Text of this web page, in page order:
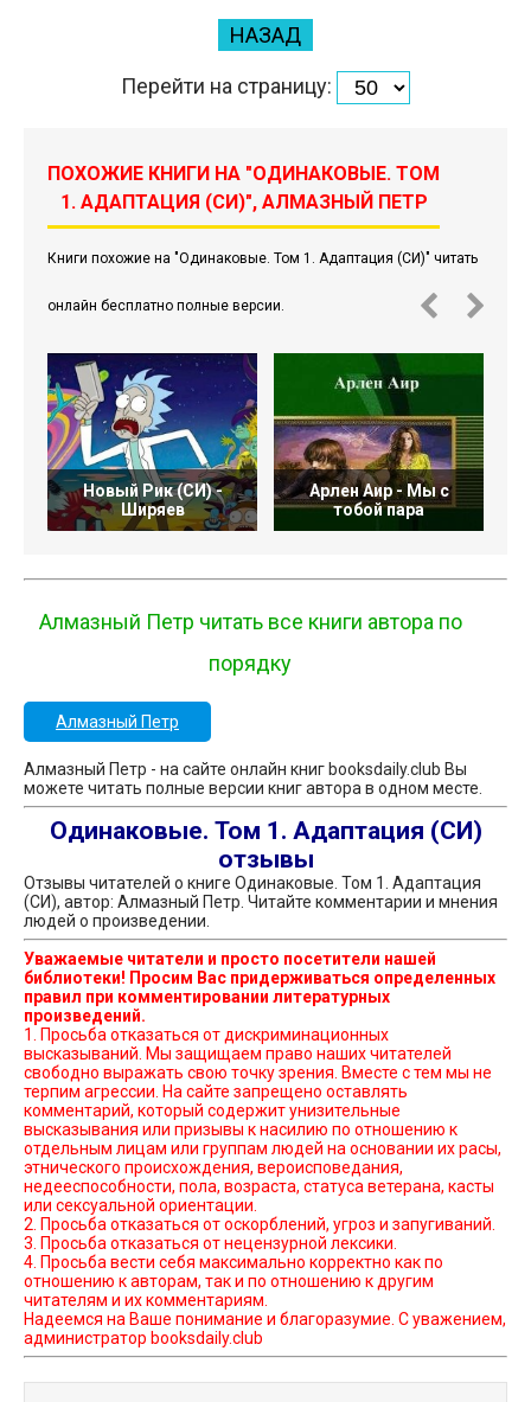
НАЗАД
Перейти на страницу:
ПОХОЖИЕ КНИГИ НА "ОДИНАКОВЫЕ. ТОМ
1. АДАПТАЦИЯ (СИ)", АЛМАЗНЫЙ ПЕТР
Книги похожие на "Одинаковые. Том 1. Адаптация (СИ)" читать
онлайн бесплатно полные версии.
Новый Рик (СИ) -
Ширяев
Арлен Аир - Мы с
тобой пара
Алмазный Петр читать все книги автора по
порядку
Алмазный Петр
Алмазный Петр - на сайте онлайн книг booksdaily.club Вы
можете читать полные версии книг автора в одном месте.
Одинаковые. Том 1. Адаптация (СИ)
отзывы
Отзывы читателей о книге Одинаковые. Том 1. Адаптация
(СИ), автор: Алмазный Петр. Читайте комментарии и мнения
людей о произведении.
Уважаемые читатели и просто посетители нашей
библиотеки! Просим Вас придерживаться определенных
правил при комментировании литературных
произведений.
1. Просьба отказаться от дискриминационных
высказываний. Мы защищаем право наших читателей
свободно выражать свою точку зрения. Вместе с тем мы не
терпим агрессии. На сайте запрещено оставлять
комментарий, который содержит унизительные
высказывания или призывы к насилию по отношению к
отдельным лицам или группам людей на основании их расы,
этнического происхождения, вероисповедания,
недееспособности, пола, возраста, статуса ветерана, касты
или сексуальной ориентации.
2. Просьба отказаться от оскорблений, угроз и запугиваний.
3. Просьба отказаться от нецензурной лексики.
4. Просьба вести себя максимально корректно как по
отношению к авторам, так и по отношению к другим
читателям и их комментариям.
Надеемся на Ваше понимание и благоразумие. С уважением,
администратор booksdaily.club